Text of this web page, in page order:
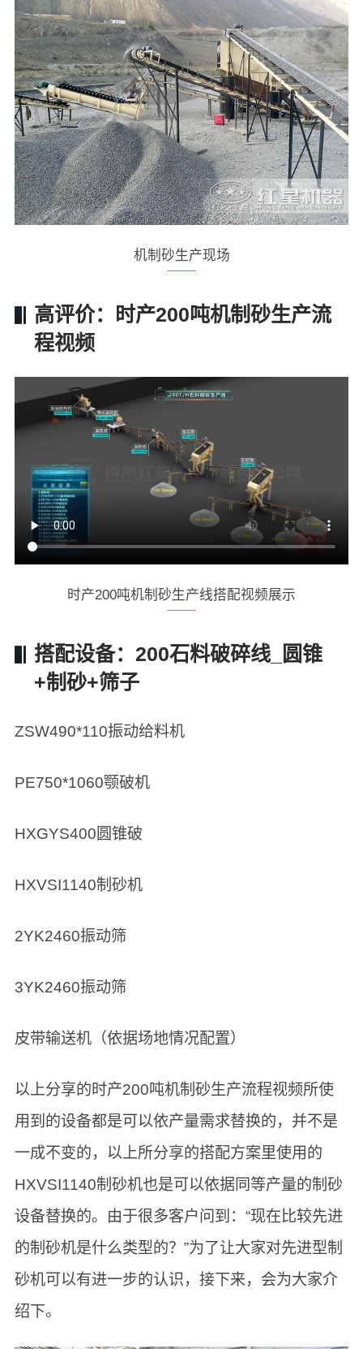
机制砂生产现场
高评价：时产200吨机制砂生产流
程视频
时产200吨机制砂生产线搭配视频展示
搭配设备：200石料破碎线_圆锥
+制砂+筛子
ZSW490*110振动给料机
PE750*1060颚破机
HXGYS400圆锥破
HXVSI1140制砂机
2YK2460振动筛
3YK2460振动筛
皮带输送机（依据场地情况配置）
以上分享的时产200吨机制砂生产流程视频所使
用到的设备都是可以依产量需求替换的，并不是
一成不变的，以上所分享的搭配方案里使用的
HXVSI1140制砂机也是可以依据同等产量的制砂
设备替换的。由于很多客户问到：“现在比较先进
的制砂机是什么类型的？”为了让大家对先进型制
砂机可以有进一步的认识，接下来，会为大家介
绍下。